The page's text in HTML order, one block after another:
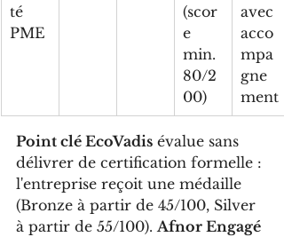
té
PME
(scor
e
min.
80/2
00)
avec
acco
mpa
gne
ment
Point clé EcoVadis évalue sans
délivrer de certification formelle :
l'entreprise reçoit une médaille
(Bronze à partir de 45/100, Silver
à partir de 55/100). Afnor Engagé